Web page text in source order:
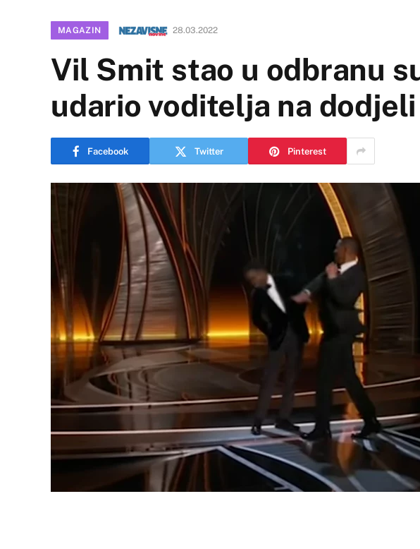
MAGAZIN 28.03.2022
Vil Smit stao u odbranu
udario voditelja na
Facebook Twitter Pinterest